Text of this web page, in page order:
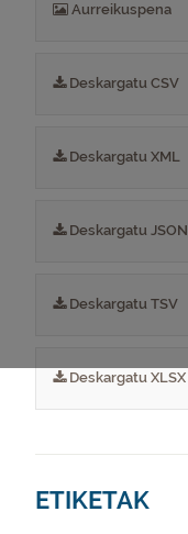
Aurreikuspena
Deskargatu CSV
Deskargatu XML
Deskargatu JSON
Deskargatu TSV
Deskargatu XLSX
ETIKETAK